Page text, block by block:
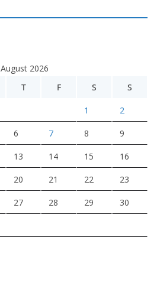
August 2026
T F S S
1 2
6 7 8 9
13 14 15 16
20 21 22 23
27 28 29 30